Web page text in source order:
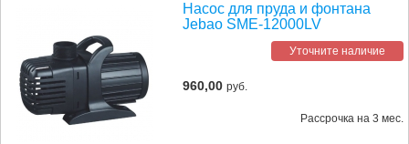
Насос для пруда и фонтана
Jebao SME-12000LV
Уточните наличие
960,00руб.
Рассрочка на 3 мес.